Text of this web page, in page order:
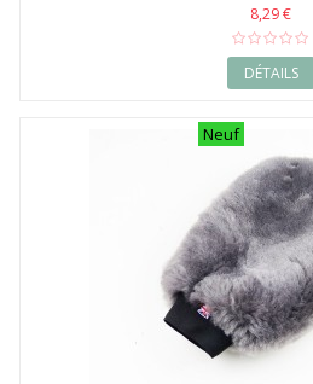
8,29 €
DÉTAILS
Neuf